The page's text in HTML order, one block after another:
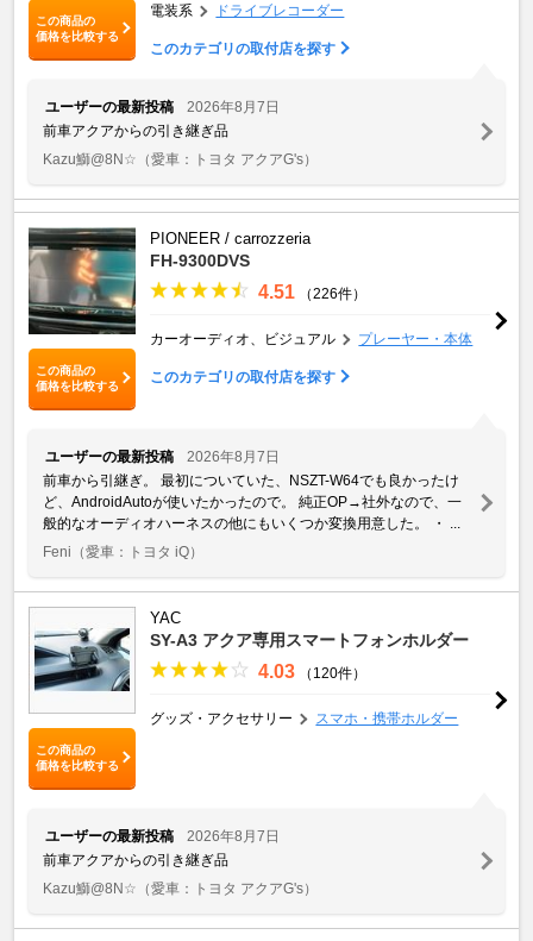
この商品の
価格を比較する
電装系 ドライブレコーダー
このカテゴリの取付店を探す
ユーザーの最新投稿
2026年8月7日
前車アクアからの引き継ぎ品
Kazu鰤@8N☆ （愛車：トヨタ アクアG's）
この商品の
価格を比較する
PIONEER / carrozzeria
FH-9300DVS
4.51 （226件）
カーオーディオ、ビジュアル プレーヤー・本体
このカテゴリの取付店を探す
ユーザーの最新投稿
2026年8月7日
前車から引継ぎ。 最初についていた、NSZT-W64でも良かったけ
ど、AndroidAutoが使いたかったので。 純正OP→社外なので、一
般的なオーディオハーネスの他にもいくつか変換用意した。 ・ ...
Feni （愛車：トヨタ iQ）
この商品の
価格を比較する
YAC
SY-A3 アクア専用スマートフォンホルダー
4.03 （120件）
グッズ・アクセサリー スマホ・携帯ホルダー
ユーザーの最新投稿
2026年8月7日
前車アクアからの引き継ぎ品
Kazu鰤@8N☆ （愛車：トヨタ アクアG's）